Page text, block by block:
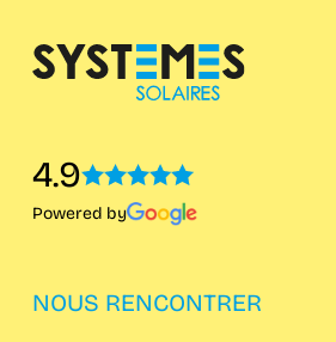
4.9
Powered by
NOUS RENCONTRER